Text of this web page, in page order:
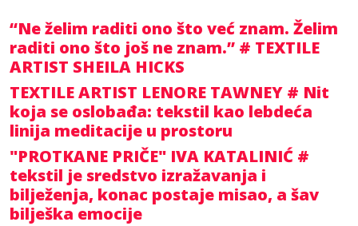
“Ne želim raditi ono što već znam. Želim
raditi ono što još ne znam.” # TEXTILE
ARTIST SHEILA HICKS
TEXTILE ARTIST LENORE TAWNEY # Nit
koja se oslobađa: tekstil kao lebdeća
linija meditacije u prostoru
"PROTKANE PRIČE" IVA KATALINIĆ #
tekstil je sredstvo izražavanja i
bilježenja, konac postaje misao, a šav
bilješka emocije